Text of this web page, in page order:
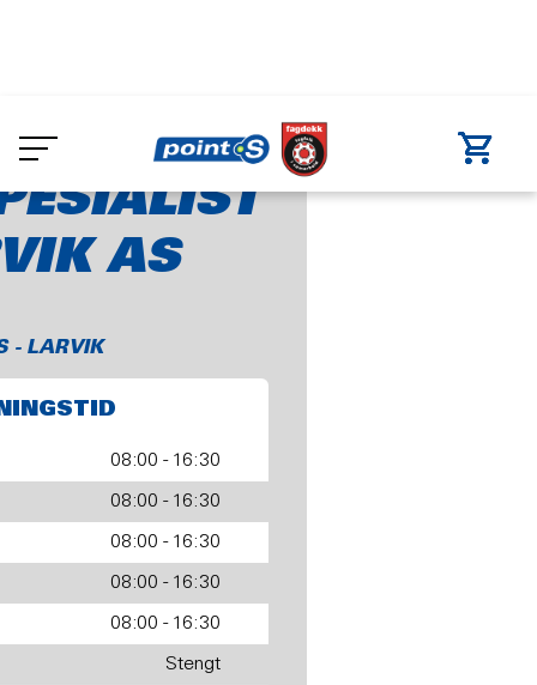
main
AS
- LARVIK
08:00 - 16:30
08:00 - 16:30
08:00 - 16:30
08:00 - 16:30
08:00 - 16:30
Stengt